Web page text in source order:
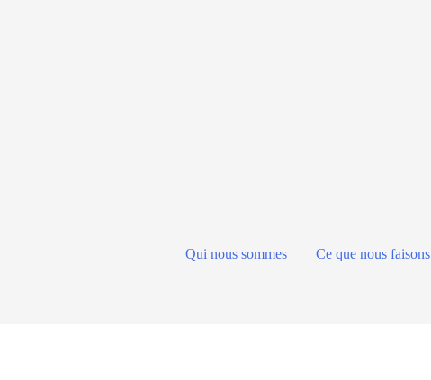
Qui nous sommes Ce que nous faisons